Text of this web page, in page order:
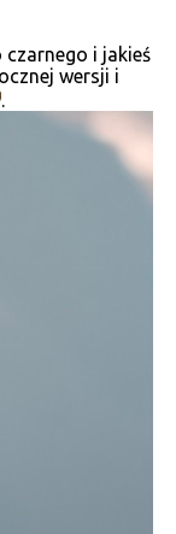
i jakieś
wersji i
.